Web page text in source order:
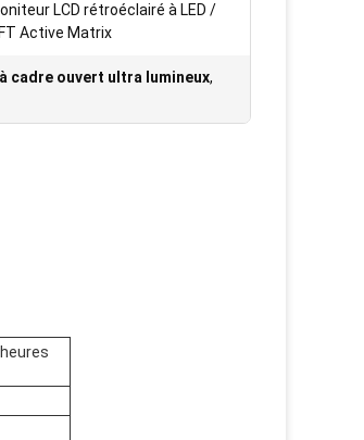
LCD rétroéclairé à LED /
Active Matrix
cadre ouvert ultra lumineux,